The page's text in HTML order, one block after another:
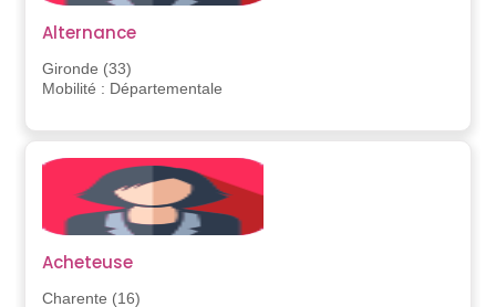
Alternance
Gironde (33)
Mobilité : Départementale
Acheteuse
Charente (16)